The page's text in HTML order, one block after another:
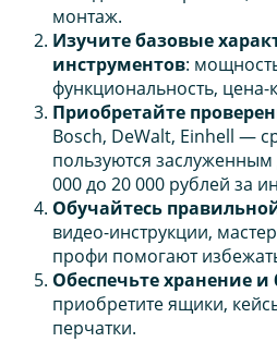
монтаж.
Изучите базовые
инструментов:
функциональность, цена-
Приобретайте
Bosch, DeWalt, Einhell —
пользуются
000 до 20 000 рублей за
Обучайтесь
видео-инструкции,
профи помогают
Обеспечьте хранение и
приобретите ящики,
перчатки.